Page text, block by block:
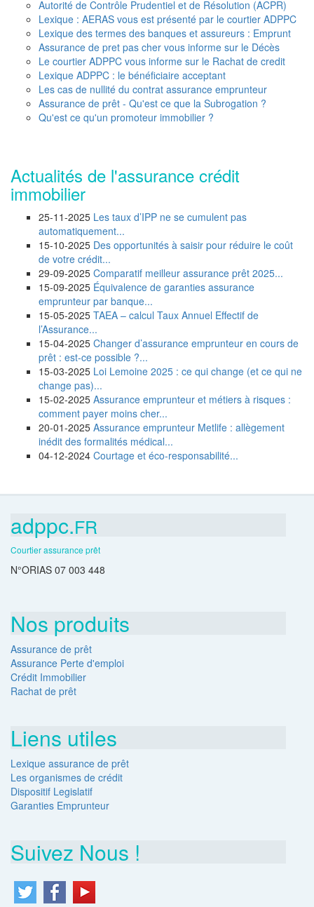
Autorité de Contrôle Prudentiel et de Résolution (ACPR)
Lexique : AERAS vous est présenté par le courtier ADPPC
Lexique des termes des banques et assureurs : Emprunt
Assurance de pret pas cher vous informe sur le Décès
Le courtier ADPPC vous informe sur le Rachat de credit
Lexique ADPPC : le bénéficiaire acceptant
Les cas de nullité du contrat assurance emprunteur
Assurance de prêt - Qu'est ce que la Subrogation ?
Qu'est ce qu'un promoteur immobilier ?
Actualités de l'assurance crédit
immobilier
25-11-2025 Les taux d’IPP ne se cumulent pas
automatiquement...
15-10-2025 Des opportunités à saisir pour réduire le coût
de votre crédit...
29-09-2025 Comparatif meilleur assurance prêt 2025...
15-09-2025 Équivalence de garanties assurance
emprunteur par banque...
15-05-2025 TAEA – calcul Taux Annuel Effectif de
l’Assurance...
15-04-2025 Changer d’assurance emprunteur en cours de
prêt : est-ce possible ?...
15-03-2025 Loi Lemoine 2025 : ce qui change (et ce qui ne
change pas)...
15-02-2025 Assurance emprunteur et métiers à risques :
comment payer moins cher...
20-01-2025 Assurance emprunteur Metlife : allègement
inédit des formalités médical...
04-12-2024 Courtage et éco-responsabilité...
adppc.FR
Courtier assurance prêt
N°ORIAS 07 003 448
Nos produits
Assurance de prêt
Assurance Perte d'emploi
Crédit Immobilier
Rachat de prêt
Liens utiles
Lexique assurance de prêt
Les organismes de crédit
Dispositif Legislatif
Garanties Emprunteur
Suivez Nous !